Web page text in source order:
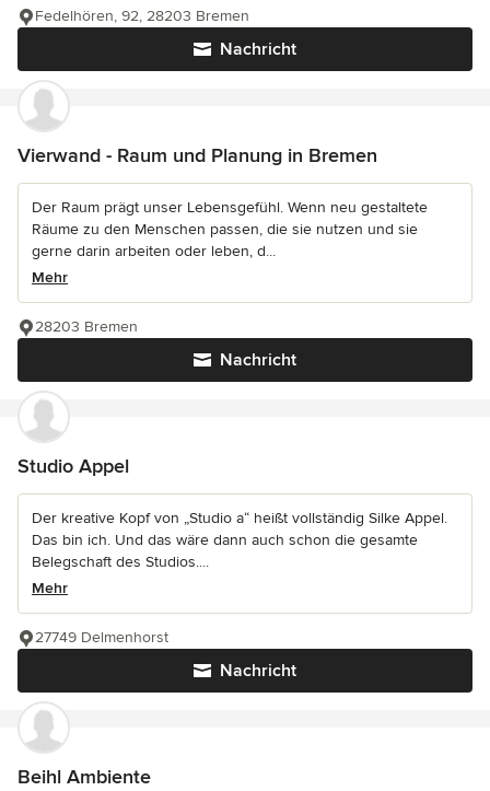
Nachricht
Fedelhören, 92, 28203 Bremen
Vierwand - Raum und Planung in Bremen
Der Raum prägt unser Lebensgefühl. Wenn neu gestaltete
Räume zu den Menschen passen, die sie nutzen und sie
gerne darin arbeiten oder leben, d...
Mehr
Nachricht
28203 Bremen
Studio Appel
Der kreative Kopf von „Studio a“ heißt vollständig Silke Appel.
Das bin ich. Und das wäre dann auch schon die gesamte
Belegschaft des Studios....
Mehr
Nachricht
27749 Delmenhorst
Beihl Ambiente